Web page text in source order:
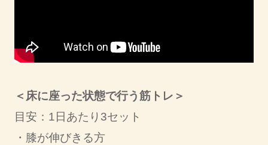
＜床に座った状態で行う筋トレ＞
目安：1日あたり3セット
・膝が伸びきる方